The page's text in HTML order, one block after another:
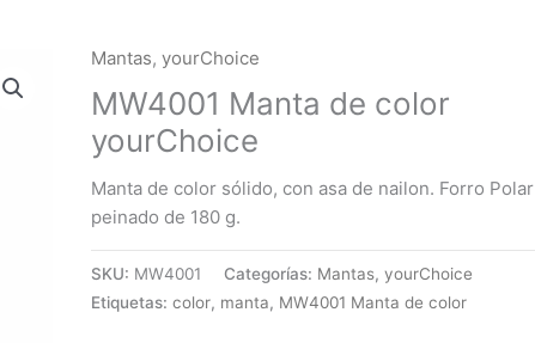
Mantas,yourChoice
MW4001 Manta de color
yourChoice
Manta de color sólido, con asa de nailon. Forro Polar
peinado de 180 g.
SKU: MW4001 Categorías: Mantas,yourChoice
Etiquetas:color, manta, MW4001 Manta de color